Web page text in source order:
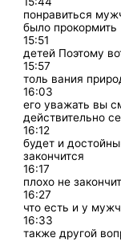
понравиться
было прокормить
15:51
детей Поэтому
15:57
толь вания
16:03
его уважать вы
действительно
16:12
будет и
закончится
16:17
плохо не
16:27
что есть и у
16:33
также другой